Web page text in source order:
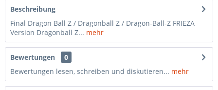
Beschreibung
Final Dragon Ball Z / Dragonball Z / Dragon-Ball-Z FRIEZA
Version Dragonball Z... mehr
Bewertungen
0
Bewertungen lesen, schreiben und diskutieren... mehr